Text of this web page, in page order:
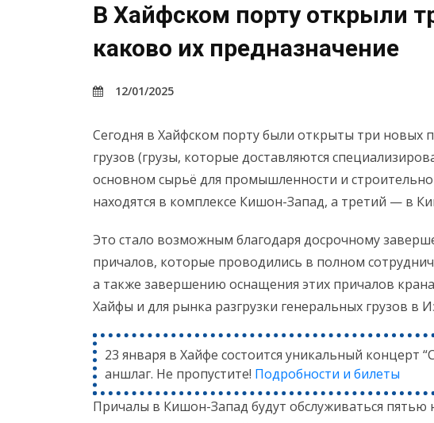
В Хайфском порту открыли
каково их предназначение
12/01/2025
Сегодня в Хайфском порту были открыты три новых
грузов (грузы, которые доставляются
основном сырьё для промышленности и
находятся в комплексе Кишон-Запад, а третий — в
Это стало возможным благодаря досрочному
причалов, которые проводились в полном
а также завершению оснащения этих причалов
Хайфы и для рынка разгрузки генеральных грузов в
23 января в Хайфе состоится уникальный концерт
аншлаг. Не пропустите! Подробности и билеты
Причалы в Кишон-Запад будут обслуживаться